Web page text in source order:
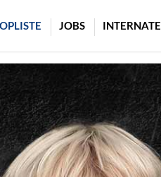
JOBS INTERNATE